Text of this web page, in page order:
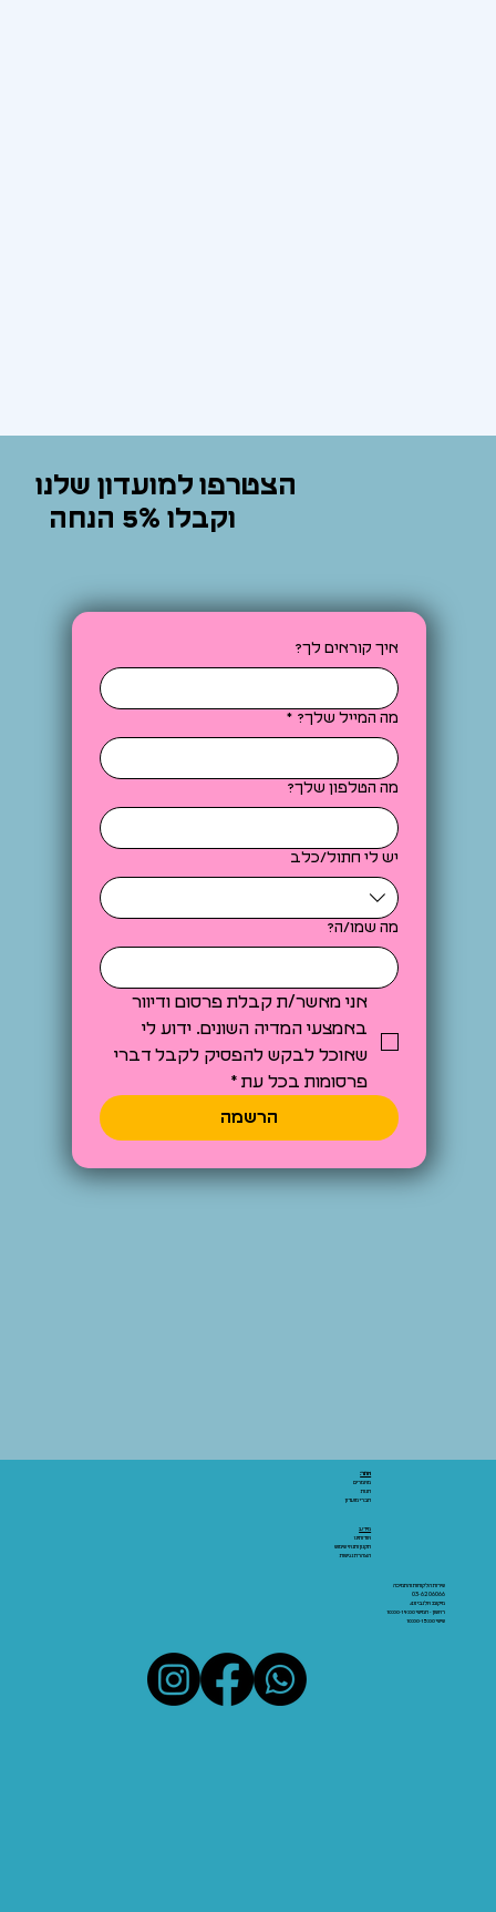
הצטרפו למועדון שלנו
וקבלו 5% הנחה
איך קוראים לך?
מה המייל שלך? *
מה הטלפון שלך?
יש לי חתול/כלב
מה שמו/ה?
אני מאשר/ת קבלת פרסום ודיוור
באמצעי המדיה השונים. ידוע לי
שאוכל לבקש להפסיק לקבל דברי
פרסומות בכל עת *
הרשמה
שירות הלקוחות והתמיכה
03-6206066
מיקום: אלנבי 43
ראשון - חמישי 10:00-19:00
שישי 10:00-15:00
אתר:
מאמרים
חנות
חברי מועדון
מידע:
אודותינו
תקנון ותנאי שימוש
הצהרת נגישות